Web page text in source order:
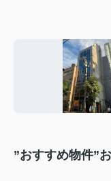
”おすすめ物件”